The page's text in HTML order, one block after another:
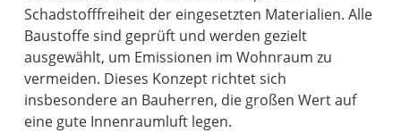
Schadstofffreiheit der eingesetzten Materialien. Alle
Baustoffe sind geprüft und werden gezielt
ausgewählt, um Emissionen im Wohnraum zu
vermeiden. Dieses Konzept richtet sich
insbesondere an Bauherren, die großen Wert auf
eine gute Innenraumluft legen.